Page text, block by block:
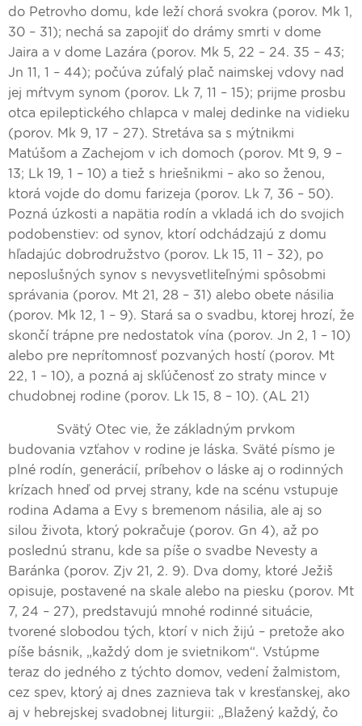
do Petrovho domu, kde leží chorá svokra (porov. Mk 1,
30 – 31); nechá sa zapojiť do drámy smrti v dome
Jaira a v dome Lazára (porov. Mk 5, 22 – 24. 35 – 43;
Jn 11, 1 – 44); počúva zúfalý plač naimskej vdovy nad
jej mŕtvym synom (porov. Lk 7, 11 – 15); prijme prosbu
otca epileptického chlapca v malej dedinke na vidieku
(porov. Mk 9, 17 – 27). Stretáva sa s mýtnikmi
Matúšom a Zachejom v ich domoch (porov. Mt 9, 9 –
13; Lk 19, 1 – 10) a tiež s hriešnikmi – ako so ženou,
ktorá vojde do domu farizeja (porov. Lk 7, 36 – 50).
Pozná úzkosti a napätia rodín a vkladá ich do svojich
podobenstiev: od synov, ktorí odchádzajú z domu
hľadajúc dobrodružstvo (porov. Lk 15, 11 – 32), po
neposlušných synov s nevysvetliteľnými spôsobmi
správania (porov. Mt 21, 28 – 31) alebo obete násilia
(porov. Mk 12, 1 – 9). Stará sa o svadbu, ktorej hrozí, že
skončí trápne pre nedostatok vína (porov. Jn 2, 1 – 10)
alebo pre neprítomnosť pozvaných hostí (porov. Mt
22, 1 – 10), a pozná aj skľúčenosť zo straty mince v
chudobnej rodine (porov. Lk 15, 8 – 10). (AL 21)
Svätý Otec vie, že základným prvkom
budovania vzťahov v rodine je láska. Sväté písmo je
plné rodín, generácií, príbehov o láske aj o rodinných
krízach hneď od prvej strany, kde na scénu vstupuje
rodina Adama a Evy s bremenom násilia, ale aj so
silou života, ktorý pokračuje (porov. Gn 4), až po
poslednú stranu, kde sa píše o svadbe Nevesty a
Baránka (porov. Zjv 21, 2. 9). Dva domy, ktoré Ježiš
opisuje, postavené na skale alebo na piesku (porov. Mt
7, 24 – 27), predstavujú mnohé rodinné situácie,
tvorené slobodou tých, ktorí v nich žijú – pretože ako
píše básnik, „každý dom je svietnikom“. Vstúpme
teraz do jedného z týchto domov, vedení žalmistom,
cez spev, ktorý aj dnes zaznieva tak v kresťanskej, ako
aj v hebrejskej svadobnej liturgii: „Blažený každý, čo